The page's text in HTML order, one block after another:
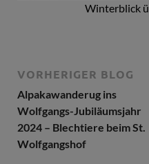
Winterblick
VORHERIGER BLOG
Alpakawanderug ins
Wolfgangs-Jubiläumsjahr
2024 – Blechtiere beim St.
Wolfgangshof